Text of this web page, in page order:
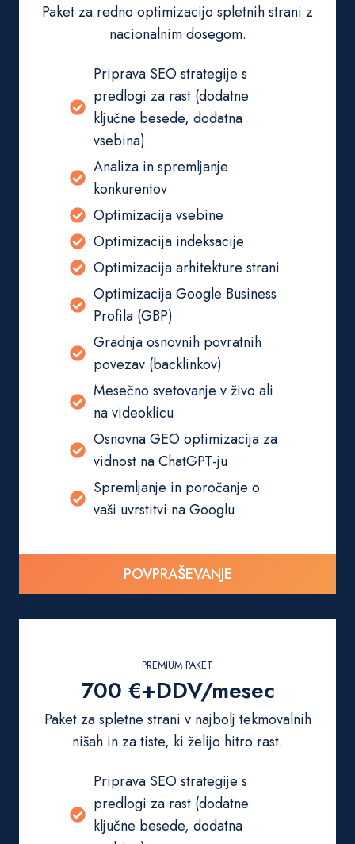
Paket za redno optimizacijo spletnih strani z
nacionalnim dosegom.
Priprava SEO strategije s
predlogi za rast (dodatne
ključne besede, dodatna
vsebina)
Analiza in spremljanje
konkurentov
Optimizacija vsebine
Optimizacija indeksacije
Optimizacija arhitekture strani
Optimizacija Google Business
Profila (GBP)
Gradnja osnovnih povratnih
povezav (backlinkov)
Mesečno svetovanje v živo ali
na videoklicu
Osnovna GEO optimizacija za
vidnost na ChatGPT-ju
Spremljanje in poročanje o
vaši uvrstitvi na Googlu
POVPRAŠEVANJE
PREMIUM PAKET
700 €+DDV/mesec
Paket za spletne strani v najbolj tekmovalnih
nišah in za tiste, ki želijo hitro rast.
Priprava SEO strategije s
predlogi za rast (dodatne
ključne besede, dodatna